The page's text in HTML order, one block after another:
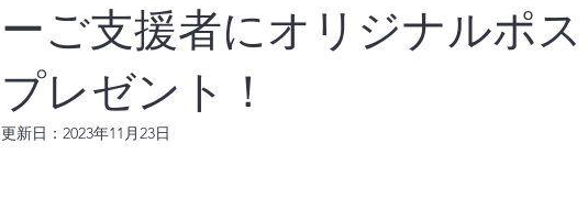
ーご支援者にオリジナルポ
プレゼント！
更新日： 2023年11月23日